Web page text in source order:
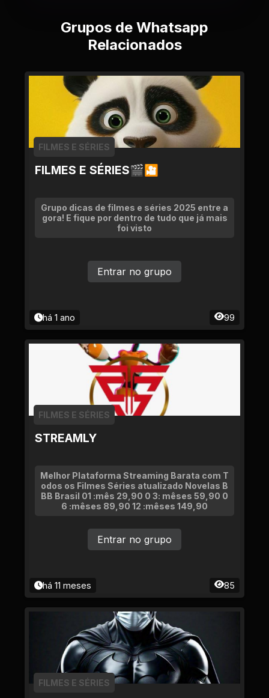
Grupos de Whatsapp
Relacionados
FILMES E SÉRIES🎬🎦
FILMES E SÉRIES
Grupo dicas de filmes e séries 2025 entre a
gora! E fique por dentro de tudo que já mais
foi visto
há 1 ano 99
Entrar no grupo
STREAMLY
FILMES E SÉRIES
Melhor Plataforma Streaming Barata com T
odos os Filmes Séries atualizado Novelas B
BB Brasil 01 :mês 29,90 0 3: mêses 59,90 0
6 :mêses 89,90 12 :mêses 149,90
há 11 meses 85
Entrar no grupo
FILMES E SÉRIES